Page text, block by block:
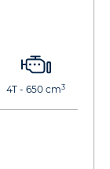
4T - 650 cm3